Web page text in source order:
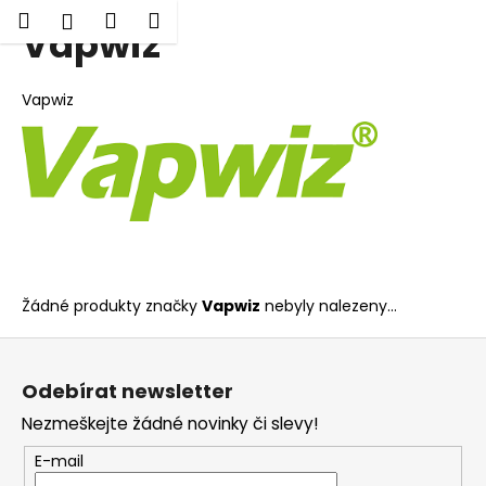
Přejít
HledatPřihlášení
Nákupní
košík
Vapwiz
Vapwiz
Žádné produkty značky Vapwiz nebyly nalezeny...
o Zpět
Zpět
C
o
p
o
e
b
u
e
t
e
Z
Odebírat newsletter
Nezmeškejte žádné novinky či slevy!
E-mail